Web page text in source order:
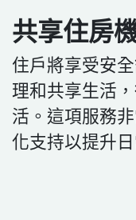
共享住房
住戶將享受安
理和共享生活
活。這項服務
化支持以提升